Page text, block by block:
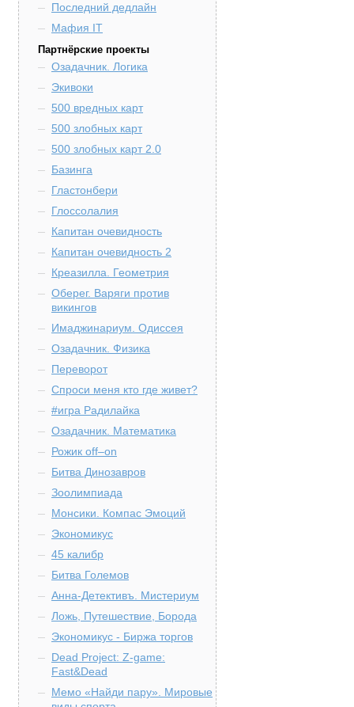
Последний дедлайн
Мафия IT
Партнёрские проекты
Озадачник. Логика
Экивоки
500 вредных карт
500 злобных карт
500 злобных карт 2.0
Базинга
Гластонбери
Глоссолалия
Капитан очевидность
Капитан очевидность 2
Креазилла. Геометрия
Оберег. Варяги против
викингов
Имаджинариум. Одиссея
Озадачник. Физика
Переворот
Спроси меня кто где живет?
#игра Радилайка
Озадачник. Математика
Рожик off–on
Битва Динозавров
Зоолимпиада
Монсики. Компас Эмоций
Экономикус
45 калибр
Битва Големов
Анна-Детективъ. Мистериум
Ложь, Путешествие, Борода
Экономикус - Биржа торгов
Dead Project: Z-game:
Fast&Dead
Мемо «Найди пару». Мировые